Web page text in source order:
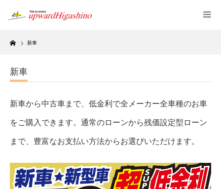
Home
新車
新車
新車から中古車まで、低金利で全メーカー全車種のお車
をご購入できます。通常のローンから残価設定型ローン
まで、豊富なお支払い方法からお選びいただけます。